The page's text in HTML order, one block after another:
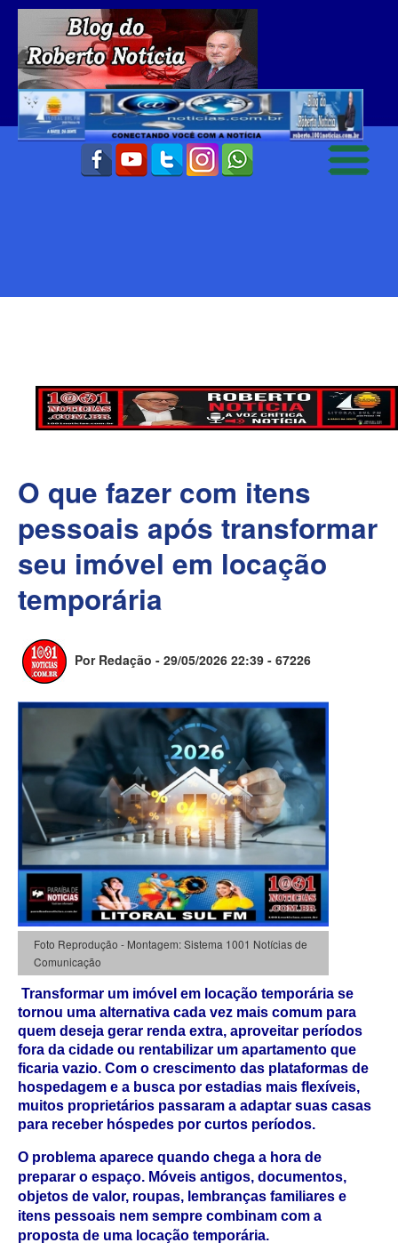
O que fazer com itens
pessoais após transformar
seu imóvel em locação
temporária
Por Redação - 29/05/2026 22:39 - 67226
Foto Reprodução - Montagem: Sistema 1001 Notícias de
Comunicação
Transformar um imóvel em locação temporária se
tornou uma alternativa cada vez mais comum para
quem deseja gerar renda extra, aproveitar períodos
fora da cidade ou rentabilizar um apartamento que
ficaria vazio. Com o crescimento das plataformas de
hospedagem e a busca por estadias mais flexíveis,
muitos proprietários passaram a adaptar suas casas
para receber hóspedes por curtos períodos.
O problema aparece quando chega a hora de
preparar o espaço. Móveis antigos, documentos,
objetos de valor, roupas, lembranças familiares e
itens pessoais nem sempre combinam com a
proposta de uma locação temporária.